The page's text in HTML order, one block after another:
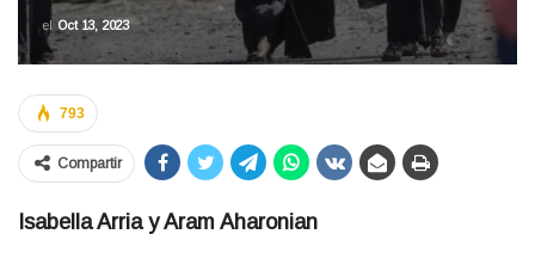
el Oct 13, 2023
793
Compartir
Isabella Arria y Aram Aharonian